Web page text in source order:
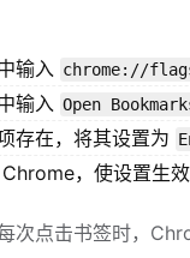
输入 chrome://
输入 Open
存在，将其设置为
，使设置生效
次点击书签时，